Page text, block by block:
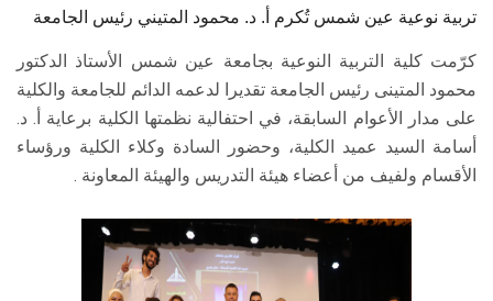
الزائـرون
سجل الان
تربية نوعية عين شمس تُكرم أ. د. محمود المتيني رئيس الجامعة
كرّمت كلية التربية النوعية بجامعة عين شمس الأستاذ الدكتور
محمود المتينى رئيس الجامعة تقديرا لدعمه الدائم للجامعة والكلية
على مدار الأعوام السابقة، في احتفالية نظمتها الكلية برعاية أ. د.
أسامة السيد عميد الكلية، وحضور السادة وكلاء الكلية ورؤساء
الأقسام ولفيف من أعضاء هيئة التدريس والهيئة المعاونة .